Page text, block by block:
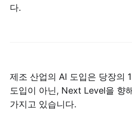
다.
제조 산업의 AI 도입은 당장의
도입이 아닌, Next Level을 향
가지고 있습니다.